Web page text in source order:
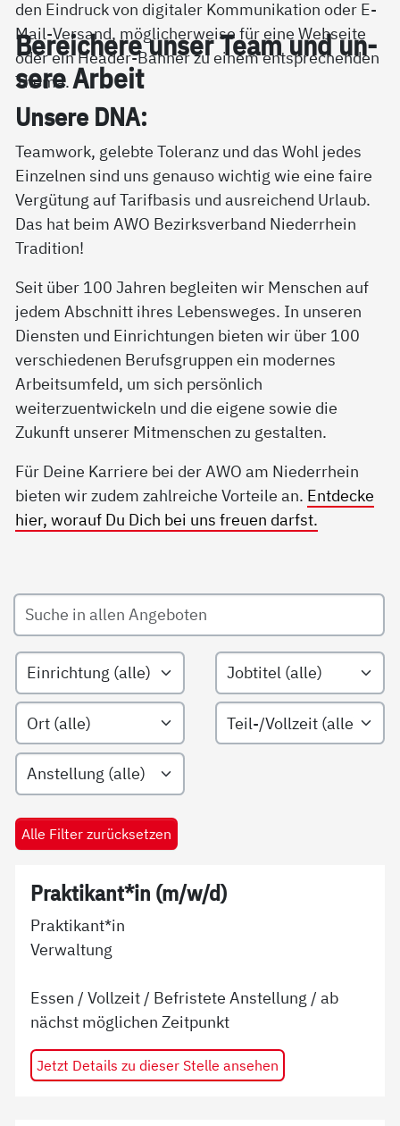
Be­rei­che­re un­ser Team und un­
se­re Ar­beit
Un­se­re DNA:
Teamwork, gelebte Toleranz und das Wohl jedes
Einzelnen sind uns genauso wichtig wie eine faire
Vergütung auf Tarifbasis und ausreichend Urlaub.
Das hat beim AWO Bezirksverband Niederrhein
Tradition!
Seit über 100 Jahren begleiten wir Menschen auf
jedem Abschnitt ihres Lebensweges. In unseren
Diensten und Einrichtungen bieten wir über 100
verschiedenen Berufsgruppen ein modernes
Arbeitsumfeld, um sich persönlich
weiterzuentwickeln und die eigene sowie die
Zukunft unserer Mitmenschen zu gestalten.
Für Deine Karriere bei der AWO am Niederrhein
bieten wir zudem zahlreiche Vorteile an. Entdecke
hier, worauf Du Dich bei uns freuen darfst.
Suche in allen Angeboten
Filtern nach EinrichtungsartenFiltern nach Jobtitel
Filtern nach Ort Filtern nach Teil-/Vollzeit
Filtern nach Anstellungsart
Alle Filter zurücksetzen
Praktikant*in (m/w/d)
Praktikant*in
Verwaltung
Essen /Vollzeit / Befristete Anstellung / ab
nächst möglichen Zeitpunkt
Jetzt Details zu dieser Stelle ansehen